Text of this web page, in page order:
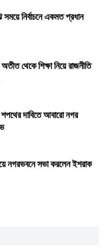
সময়ে নির্বাচনে একমত প্রধান
থেকে শিক্ষা নিয়ে রাজনীতি
দাবিতে আবারো নগর
নগরভবনে সভা করলেন ইশরাক